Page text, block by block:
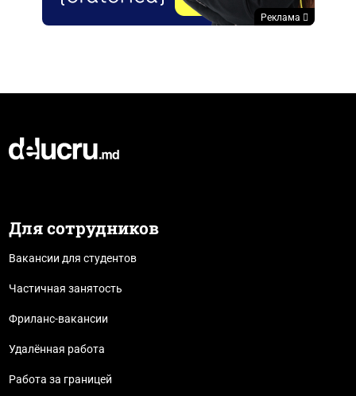
Реклама
Для сотрудников
Вакансии для студентов
Частичная занятость
Фриланс-вакансии
Удалённая работа
Работа за границей